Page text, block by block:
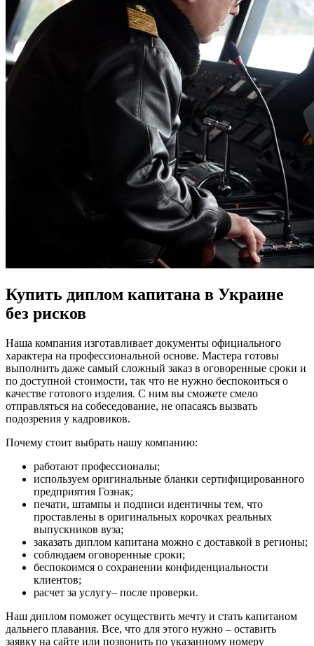
Купить диплом капитана в Украине
без рисков
Наша компания изготавливает документы официального
характера на профессиональной основе. Мастера готовы
выполнить даже самый сложный заказ в оговоренные сроки и
по доступной стоимости, так что не нужно беспокоиться о
качестве готового изделия. С ним вы сможете смело
отправляться на собеседование, не опасаясь вызвать
подозрения у кадровиков.
Почему стоит выбрать нашу компанию:
работают профессионалы;
используем оригинальные бланки сертифицированного
предприятия Гознак;
печати, штампы и подписи идентичны тем, что
проставлены в оригинальных корочках реальных
выпускников вуза;
заказать диплом капитана можно с доставкой в регионы;
соблюдаем оговоренные сроки;
беспокоимся о сохранении конфиденциальности
клиентов;
расчет за услугу– после проверки.
Наш диплом поможет осуществить мечту и стать капитаном
дальнего плавания. Все, что для этого нужно – оставить
заявку на сайте или позвонить по указанному номеру